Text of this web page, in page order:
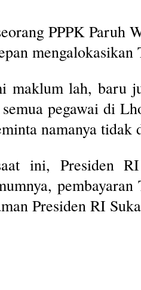
PPPK Paruh
maklum lah, baru
pegawai di
namanya tidak
ini, Presiden
Presiden RI